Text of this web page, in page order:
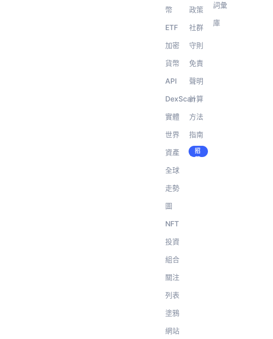
幣
ETF
加密
貨幣
API
DexScan
實體
世界
資產
全球
走勢
圖
NFT
投資
組合
關注
列表
塗鴉
網站
政策
社群
守則
免責
聲明
計算
方法
指南
徵才
招
詞彙
庫